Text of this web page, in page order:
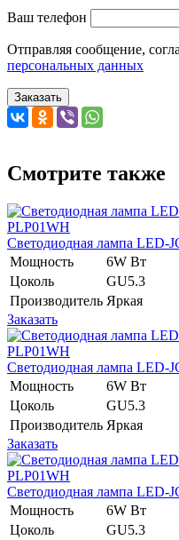
Ваш телефон
Отправляя сообщение,
персональных данных
Заказать
Смотрите также
Светодиодная лампа LED-
Мощность
6W Вт
Цоколь
GU5.3
Производитель Яркая
Заказать
Светодиодная лампа LED-
Мощность
6W Вт
Цоколь
GU5.3
Производитель Яркая
Заказать
Светодиодная лампа LED-
Мощность
6W Вт
Цоколь
GU5.3